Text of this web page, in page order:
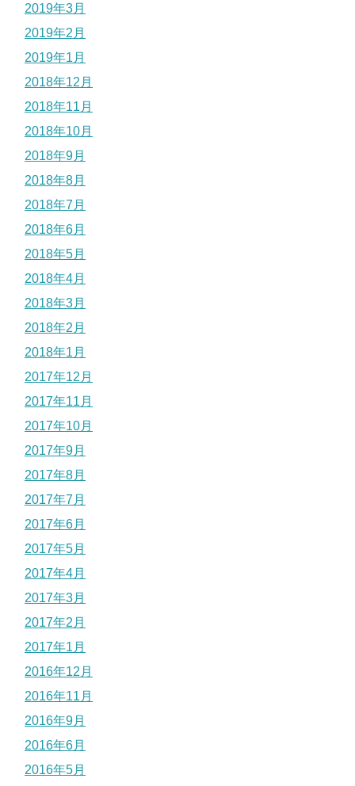
2019年3月
2019年2月
2019年1月
2018年12月
2018年11月
2018年10月
2018年9月
2018年8月
2018年7月
2018年6月
2018年5月
2018年4月
2018年3月
2018年2月
2018年1月
2017年12月
2017年11月
2017年10月
2017年9月
2017年8月
2017年7月
2017年6月
2017年5月
2017年4月
2017年3月
2017年2月
2017年1月
2016年12月
2016年11月
2016年9月
2016年6月
2016年5月